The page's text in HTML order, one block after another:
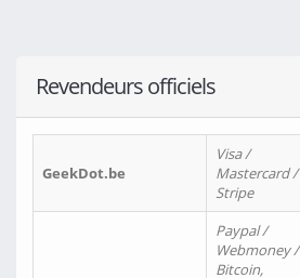
Revendeurs officiels
GeekDot.be
Visa /
Mastercard /
Stripe
Paypal /
Webmoney /
Bitcoin,